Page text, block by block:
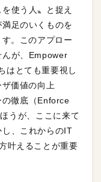
使う人〟と捉え
足のいくものを
。このアプロー
んが、Empower
はとても重要視し
価値の向上
の徹底（Enforce
うが、ここに来て
、これからのIT
叶えることが重要